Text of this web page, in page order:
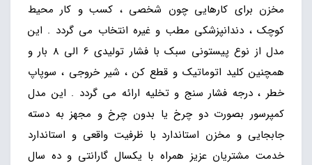
مخزن برای کارهایی چون شخصی ، کسب و کار محیط
کوچک ، دندانپزشکی مطب و غیره انتخاب می گردد . این
مدل از نوع پیستونی سبک با فشار تولیدی 6 الی 8 بار و
همچنین کلید اتوماتیک و قطع کن ، شیر خروجی ، سوپاپ
خطر ، درجه فشار سنج و تخلیه ارائه می گردد . این مدل
کمپرسور بصورت دو چرخ یا بدون چرخ و مجهز به دسته
جابجایی و مخزن استاندارد با ظرفیت واقعی و استاندارد
خدمت مشتریان عزیز همراه با یکسال گارانتی و ده سال